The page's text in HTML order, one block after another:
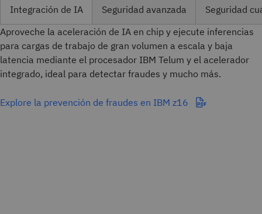
Integración de IA Seguridad avanzada
Seguridad
Aproveche la aceleración de IA en chip y ejecute inferencias
para cargas de trabajo de gran volumen a escala y baja
latencia mediante el procesador IBM Telum y el acelerador
integrado, ideal para detectar fraudes y mucho más.
Explore la prevención de fraudes en IBM z16